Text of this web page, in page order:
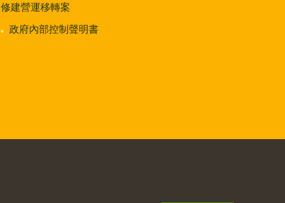
修建營運移轉案
政府內部控制聲明書